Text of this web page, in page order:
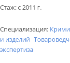
Стаж:с 2011 г.
Специализация:
и изделий
экспертиза